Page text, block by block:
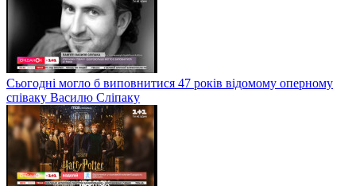
Сьогодні могло б виповнитися 47 років відомому оперному
співаку Василю Сліпаку